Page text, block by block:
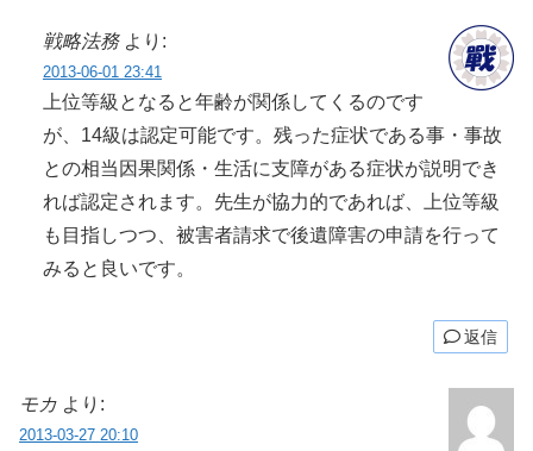
戦略法務 より:
2013-06-01 23:41
上位等級となると年齢が関係してくるのです
が、14級は認定可能です。残った症状である事・事故
との相当因果関係・生活に支障がある症状が説明でき
れば認定されます。先生が協力的であれば、上位等級
も目指しつつ、被害者請求で後遺障害の申請を行って
みると良いです。
返信
モカ より:
2013-03-27 20:10